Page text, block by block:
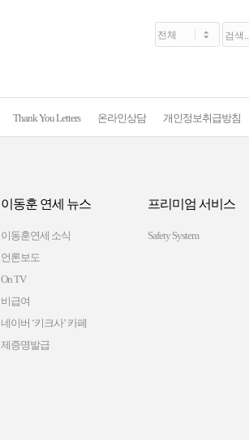
Thank You Letters 온라인상담 개인정보취급방침
이동훈 연세 뉴스
이동훈연세 소식
언론보도
On TV
비급여
네이버 ‘키크사’ 카페
제증명발급
프리미엄 서비스
Safety System